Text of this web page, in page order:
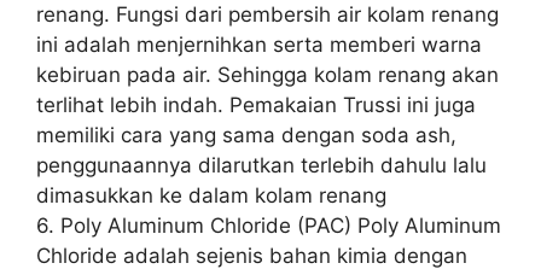
renang. Fungsi dari pembersih air kolam renang
ini adalah menjernihkan serta memberi warna
kebiruan pada air. Sehingga kolam renang akan
terlihat lebih indah. Pemakaian Trussi ini juga
memiliki cara yang sama dengan soda ash,
penggunaannya dilarutkan terlebih dahulu lalu
dimasukkan ke dalam kolam renang
6. Poly Aluminum Chloride (PAC) Poly Aluminum
Chloride adalah sejenis bahan kimia dengan